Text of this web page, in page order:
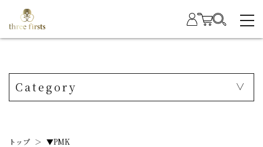
Category
トップ ＞ ▼PMK